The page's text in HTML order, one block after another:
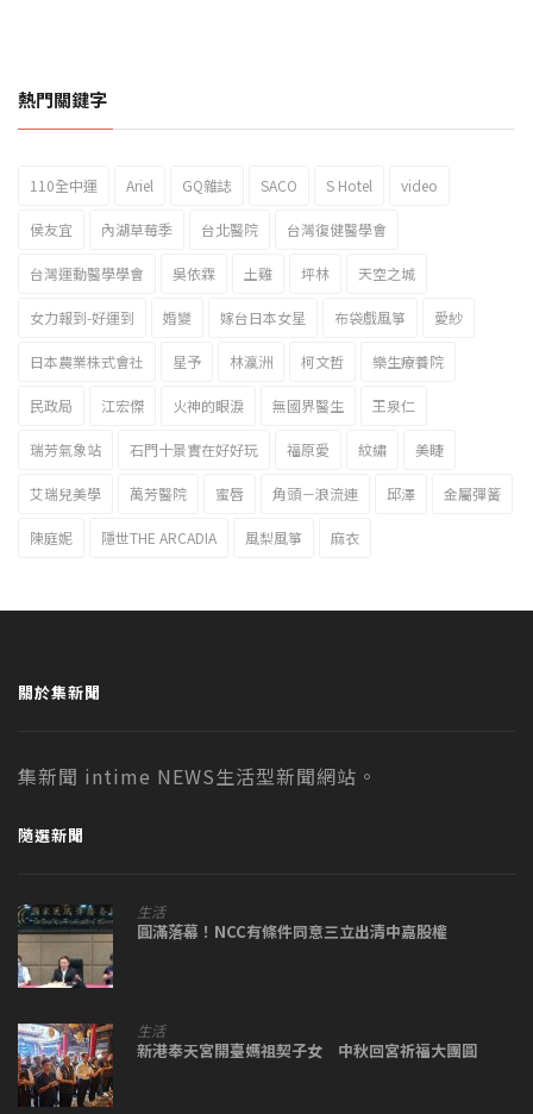
2023新北市北海岸國際風箏節「風在石起」霸氣回歸
熱門關鍵字
110全中運 Ariel GQ雜誌 SACO S Hotel video
侯友宜 內湖草莓季 台北醫院 台灣復健醫學會
台灣運動醫學學會 吳依霖 土雞 坪林 天空之城
女力報到-好運到 婚變 嫁台日本女星 布袋戲風箏 愛紗
日本農業株式會社 星予 林瀛洲 柯文哲 樂生療養院
民政局 江宏傑 火神的眼淚 無國界醫生 王泉仁
瑞芳氣象站 石門十景實在好好玩 福原愛 紋繡 美睫
艾瑞兒美學 萬芳醫院 蜜唇 角頭－浪流連 邱澤 金屬彈簧
陳庭妮 隱世THE ARCADIA 風梨風箏 麻衣
關於集新聞
集新聞 intime NEWS生活型新聞網站。
隨選新聞
生活
圓滿落幕！NCC有條件同意三立出清中嘉股權
生活
新港奉天宮開臺媽祖契子女 中秋回宮祈福大團圓